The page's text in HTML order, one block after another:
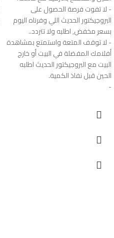
- لا تفوت فرصة الحصول على
البروجيكتور الحديث اللي وفرناه اليوم
بسعر مخفض, اطلبه ولا تتردد..
- لا توقف المتعة واستمتع بمشاهدة
أفلامك المفضلة في البيت أو خارج
البيت مع البروجيكتور الحديث اطلبه
الحين قبل نفاذ الكمية.
-